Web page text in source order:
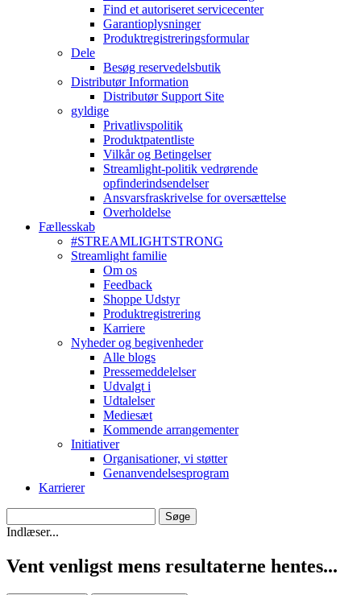
Find et autoriseret servicecenter
Garantioplysninger
Produktregistreringsformular
Dele
Besøg reservedelsbutik
Distributør Information
Distributør Support Site
gyldige
Privatlivspolitik
Produktpatentliste
Vilkår og Betingelser
Streamlight-politik vedrørende
opfinderindsendelser
Ansvarsfraskrivelse for oversættelse
Overholdelse
Fællesskab
#STREAMLIGHTSTRONG
Streamlight familie
Om os
Feedback
Shoppe Udstyr
Produktregistrering
Karriere
Nyheder og begivenheder
Alle blogs
Pressemeddelelser
Udvalgt i
Udtalelser
Mediesæt
Kommende arrangementer
Initiativer
Organisationer, vi støtter
Genanvendelsesprogram
Karrierer
Indlæser...
Vent venligst mens resultaterne hentes...